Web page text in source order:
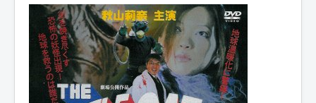
Séries
Films
COSAA
Dessins